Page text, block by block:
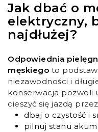
Jak dbać o
elektryczny,
najdłużej?
Odpowiednia
męskiego to
niezawodności i
konserwacja pozwoli
cieszyć się jazdą
dbaj o czystość i
pilnuj stanu